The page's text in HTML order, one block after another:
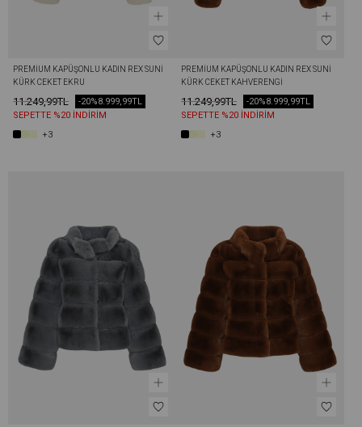
PREMIUM KAPÜŞONLU KADIN REX SUNI
KÜRK CEKET EKRU
11.249,99TL 8.999,99TL
-20%
SEPETTE %20 İNDİRİM
+3
PREMIUM KAPÜŞONLU KADIN REX SUNI
KÜRK CEKET KAHVERENGI
11.249,99TL 8.999,99TL
-20%
SEPETTE %20 İNDİRİM
+3